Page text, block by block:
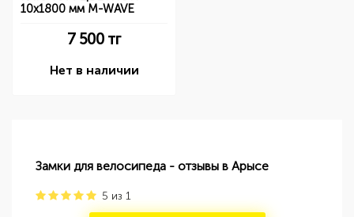
10х1800 мм M-WAVE
7 500 тг
Нет в наличии
Замки для велосипеда - отзывы в Арысе
5 из 1